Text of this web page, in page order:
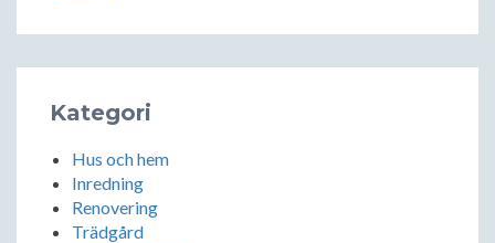
Kategori
Hus och hem
Inredning
Renovering
Trädgård